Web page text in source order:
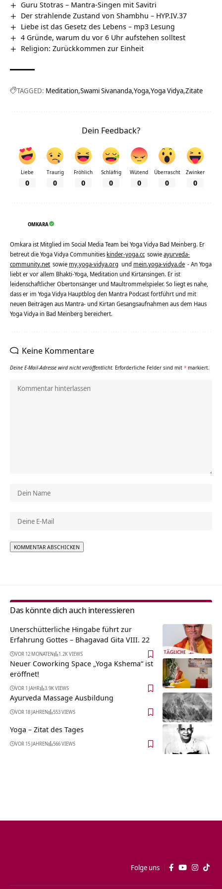
Guru Stotras – Mantra-Singen mit Savitri
Der strahlende Zustand von Shambhu – HYP.IV.37
Liebe ist das Gesetz des Lebens – mp3 Lesung
4 Gründe, warum du vor 6 Uhr aufstehen solltest
Religion: Zurückkommen zur Einheit
TAGGED: Meditation Swami Sivananda Yoga Yoga Vidya Zitate
Dein Feedback?
Liebe
0
Traurig
0
Fröhlich
0
Schläfrig
0
Wütend
0
Überrascht
0
Zwinker
0
OMKARA
Omkara ist Mitglied im Social Media Team bei Yoga Vidya Bad Meinberg. Er
betreut die Yoga Vidya Communities kinder-yoga.cc sowieayurveda-
community.net sowie my.yoga-vidya.org und mein.yoga-vidya.de - An Yoga
liebt er vor allem Bhakti-Yoga, Meditation und Kirtansingen. Er ist
leidenschaftlicher Obertonsänger und Maultrommelspieler. So liegt es nahe,
dass er im Yoga Vidya Hauptblog den Mantra Podcast fortführt und mit
neuen Beiträgen aus Mantra- und Kirtan Gesangsaufnahmen aus dem Haus
Yoga Vidya in Bad Meinberg bereichert.
Keine Kommentare
Deine E-Mail-Adresse wird nicht veröffentlicht. Erforderliche Felder sind mit * markiert.
Das könnte dich auch interessieren
Unerschütterliche Hingabe führt zur
Erfahrung Gottes – Bhagavad Gita VIII. 22
VOR 12 MONATEN 1.2K VIEWS
Neuer Coworking Space „Yoga Kshema“ ist
eröffnet!
VOR 1 JAHR 3.9K VIEWS
Ayurveda Massage Ausbildung
VOR 18 JAHREN 553 VIEWS
Yoga – Zitat des Tages
VOR 15 JAHREN 566 VIEWS
Folge uns